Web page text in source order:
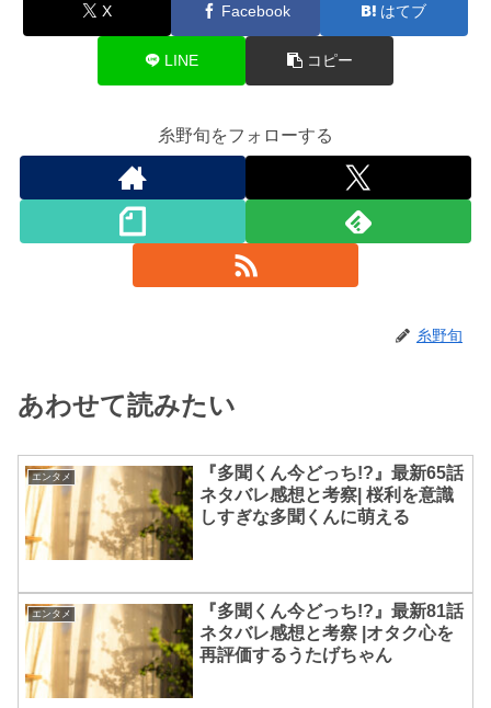
X Facebook はてブ
LINE コピー
糸野旬をフォローする
糸野旬
あわせて読みたい
エンタメ
『多聞くん今どっち!?』最新65話
ネタバレ感想と考察| 桜利を意識
しすぎな多聞くんに萌える
エンタメ
『多聞くん今どっち!?』最新81話
ネタバレ感想と考察 |オタク心を
再評価するうたげちゃん